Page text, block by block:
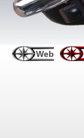
Web